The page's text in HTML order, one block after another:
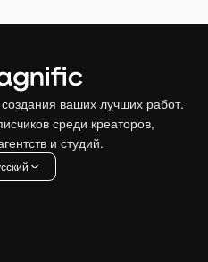
ваших лучших работ.
среди креаторов,
и студий.